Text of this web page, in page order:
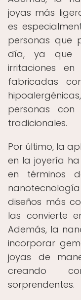
joyas más
es
personas que
día, ya que
irritaciones
fabricadas
personas
tradicionales.
Por último, la
en la joyería
en términos
diseños más
las convierte
Además, la
incorporar
joyas de
creando
sorprendentes.